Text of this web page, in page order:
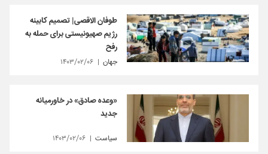
طوفان الاقصی| تصمیم کابینه
رژیم صهیونیستی برای حمله به
رفح
جهان ۱۴۰۳/۰۲/۰۶
«وعده صادق» در خاورمیانه
جدید
سیاست ۱۴۰۳/۰۲/۰۶